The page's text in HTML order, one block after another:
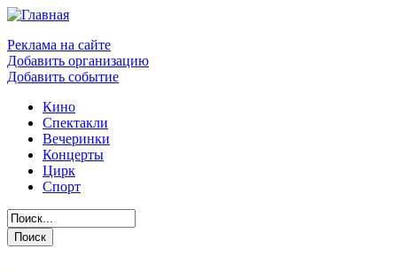
Реклама на сайте
Добавить организацию
Добавить событие
Кино
Спектакли
Вечеринки
Концерты
Цирк
Спорт